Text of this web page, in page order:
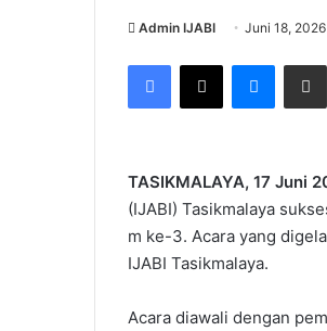
Admin IJABI Juni 18, 2026
Facebook
X
TASIKMALAYA, 17 Juni
(IJABI) Tasikmalaya
m ke-3. Acara yang
IJABI Tasikmalaya.
Acara diawali dengan